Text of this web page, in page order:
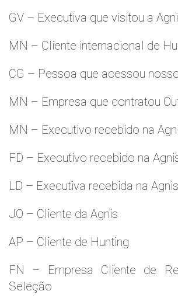
GV – Executiva que visitou a
MN – Cliente internacional de
CG – Pessoa que acessou
MN – Empresa que contratou
MN – Executivo recebido na
FD – Executivo recebido na
LD – Executiva recebida na Agnis
JO – Cliente da Agnis
AP – Cliente de Hunting
FN – Empresa Cliente de
Seleção